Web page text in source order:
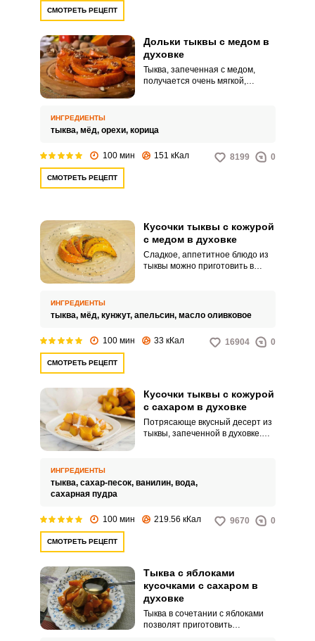
СМОТРЕТЬ РЕЦЕПТ
Дольки тыквы с медом в
духовке
Тыква, запеченная с медом,
получается очень мягкой,
пп рациона.
ИНГРЕДИЕНТЫ
тыква, мёд, орехи, корица
100 мин 151 кКал 8199 0
СМОТРЕТЬ РЕЦЕПТ
Кусочки тыквы с кожурой
с медом в духовке
Сладкое, аппетитное блюдо из
тыквы можно приготовить в
получается не только вкусным,
но и полезным.
ИНГРЕДИЕНТЫ
тыква, мёд, кунжут, апельсин, масло оливковое
100 мин 33 кКал 16904 0
СМОТРЕТЬ РЕЦЕПТ
Кусочки тыквы с кожурой
с сахаром в духовке
Потрясающе вкусный десерт из
тыквы, запеченной в духовке.
ИНГРЕДИЕНТЫ
тыква, сахар-песок, ванилин, вода,
сахарная пудра
100 мин 219.56 кКал 9670 0
СМОТРЕТЬ РЕЦЕПТ
Тыква с яблоками
кусочками с сахаром в
духовке
Тыква в сочетании с яблоками
позволят приготовить